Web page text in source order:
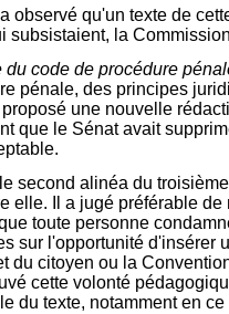
observé qu'un texte de
la
code de procédure
pénale, des principes
une nouvelle
que le Sénat avait
second alinéa du
elle. Il a jugé préférable
toute personne
sur l'opportunité
du citoyen ou la
cette volonté
du texte, notamment en